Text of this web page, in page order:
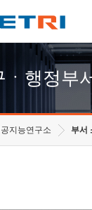
ㆍ행정부
지능연구소 부서